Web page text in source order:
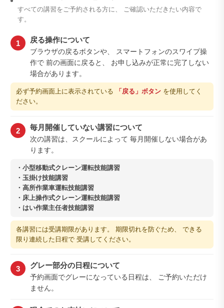
すべての講習をご予約される方に、 ご確認いただきたい内容で
す。
1 戻る操作について
ブラウザの戻るボタンや、 スマートフォンのスワイプ操
作で 前の画面に戻ると、 お申し込みが正常に完了しない
場合があります。
必ず予約画面上に表示されている 「戻る」ボタン を使用してく
ださい。
2 毎月開催していない講習について
次の講習は、スクールによって 毎月開催しない場合があ
ります。
・小型移動式クレーン運転技能講習
・玉掛け技能講習
・高所作業車運転技能講習
・床上操作式クレーン運転技能講習
・はい作業主任者技能講習
各講習には受講期限があります。 期限切れを防ぐため、 できる
限り連続した日程で 受講してください。
3 グレー部分の日程について
予約画面でグレーになっている日程は、 ご予約いただけ
ません。